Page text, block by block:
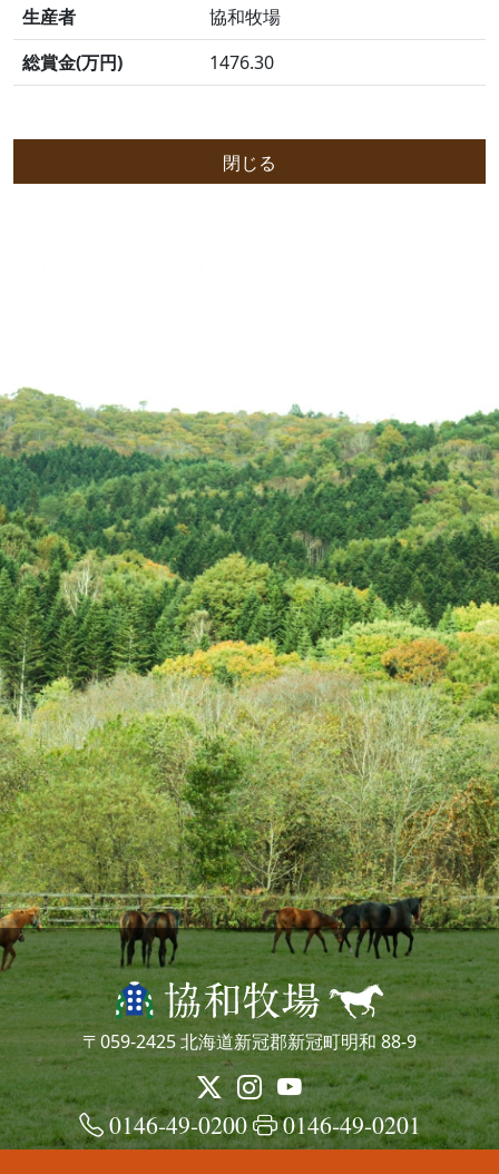
生産者
協和牧場
総賞金(万円)
1476.30
閉じる
〒059-2425 北海道新冠郡新冠町明和 88-9
0146-49-0200 0146-49-0201